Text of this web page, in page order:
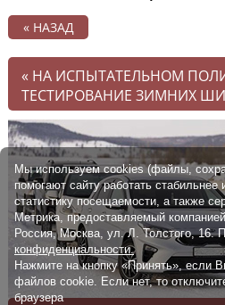
« НАЗАД
« НА ИСПЫТАТЕЛЬНОМ
ТЕСТИРОВАНИЕ ЗИМНИХ
Мы используем cookies (файлы,
помогают сайту работать стабильнее
статистику посещаемости, а также
Метрика, предоставляемый
Россия, Москва, ул. Л. Толстого, 16.
конфиденциальности.
Нажмите на кнопку «Принять», если
файлов cookie. Если нет, то
браузера